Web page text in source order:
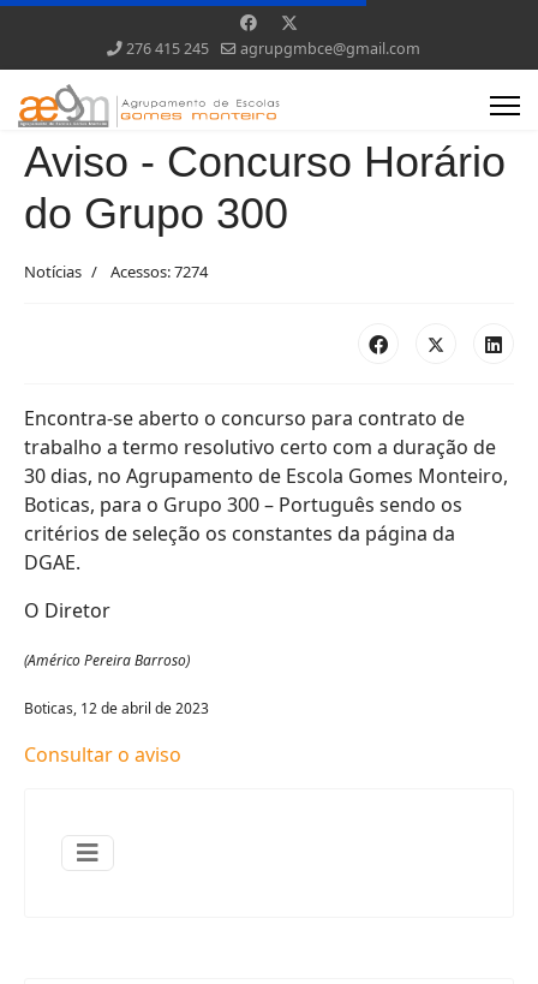
276 415 245 agrupgmbce@gmail.com
Aviso - Concurso Horário
do Grupo 300
Notícias Acessos: 7274
Encontra-se aberto o concurso para contrato de
trabalho a termo resolutivo certo com a duração de
30 dias, no Agrupamento de Escola Gomes Monteiro,
Boticas, para o Grupo 300 – Português sendo os
critérios de seleção os constantes da página da
DGAE.
O Diretor
(Américo Pereira Barroso)
Boticas, 12 de abril de 2023
Consultar o aviso